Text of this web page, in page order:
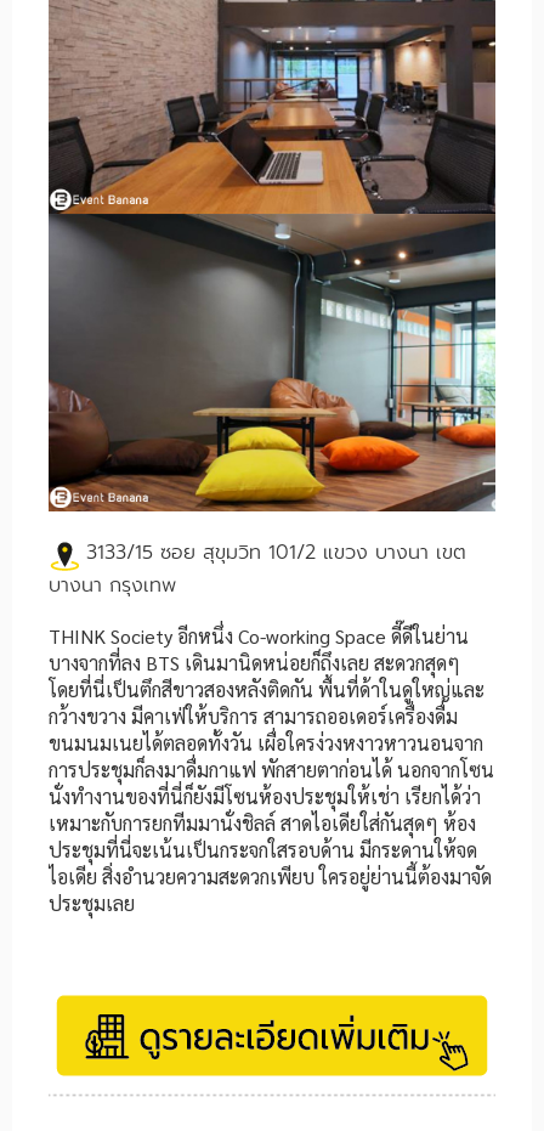
3133/15 ซอย สุขุมวิท 101/2 แขวง บางนา เขต
บางนา กรุงเทพ
THINK Society อีกหนึ่ง Co-working Space ดี๊ดีในย่าน
บางจากที่ลง BTS เดินมานิดหน่อยก็ถึงเลย สะดวกสุดๆ
โดยที่นี่เป็นตึกสีขาวสองหลังติดกัน พื้นที่ด้าในดูใหญ่และ
กว้างขวาง มีคาเฟ่ให้บริการ สามารถออเดอร์เครื่องดื่ม
ขนมนมเนยได้ตลอดทั้งวัน เผื่อใครง่วงหงาวหาวนอนจาก
การประชุมก็ลงมาดื่มกาแฟ พักสายตาก่อนได้ นอกจากโซน
นั่งทำงานของที่นี่ก็ยังมีโซนห้องประชุมให้เช่า เรียกได้ว่า
เหมาะกับการยกทีมมานั่งชิลล์ สาดไอเดียใส่กันสุดๆ ห้อง
ประชุมที่นี่จะเน้นเป็นกระจกใสรอบด้าน มีกระดานให้จด
ไอเดีย สิ่งอำนวยความสะดวกเพียบ ใครอยู่ย่านนี้ต้องมาจัด
ประชุมเลย